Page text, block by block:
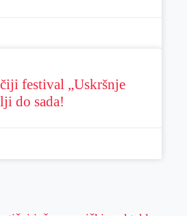
festival „Uskršnje
do sada!